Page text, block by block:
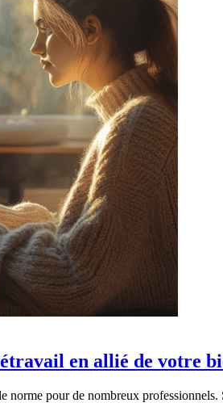
en allié de votre
norme pour de nombreux